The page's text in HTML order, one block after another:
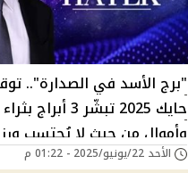
"برج الأسد في الصدارة"..
حايك 2025 تبشّر 3
وأموال من حيث لا يُحتسب
نصيبهم | هل أنت المحظوظ؟
الأحد 22/يونيو/2025 - 01:22 م